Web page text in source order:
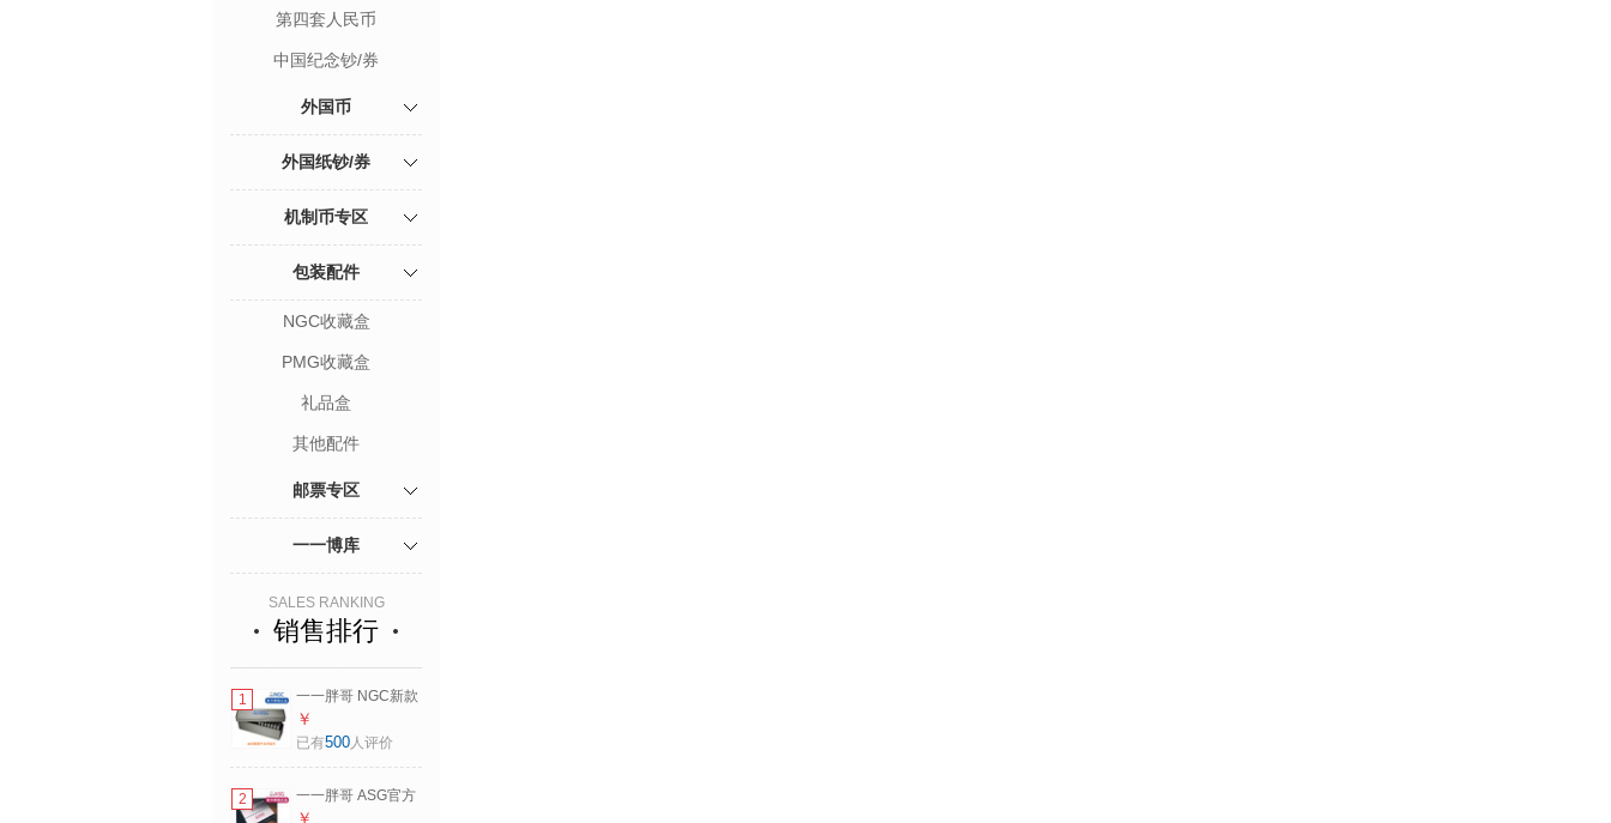
第四套人民币
中国纪念钞/券
外国币
外国纸钞/券
机制币专区
包装配件
NGC收藏盒
PMG收藏盒
礼品盒
其他配件
邮票专区
一一博库
SALES RANKING
销售排行
1
一一胖哥 NGC新款
原装评级币收藏盒/
储币盒/收纳盒 加厚
￥
已有500人评价
2
一一胖哥 ASG官方
原装标准款评级邮
￥